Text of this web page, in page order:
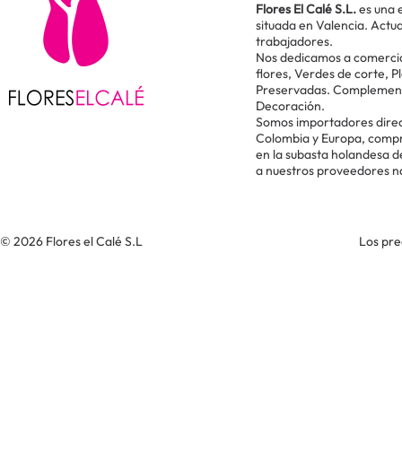
Flores El Calé S.L.es una
situada en Valencia.
trabajadores.
Nos dedicamos a
flores, Verdes de corte,
Preservadas.
Decoración.
Somos importadores
Colombia y Europa,
en la subasta holandesa
a nuestros proveedores
© 2026 Flores el Calé S.L Los